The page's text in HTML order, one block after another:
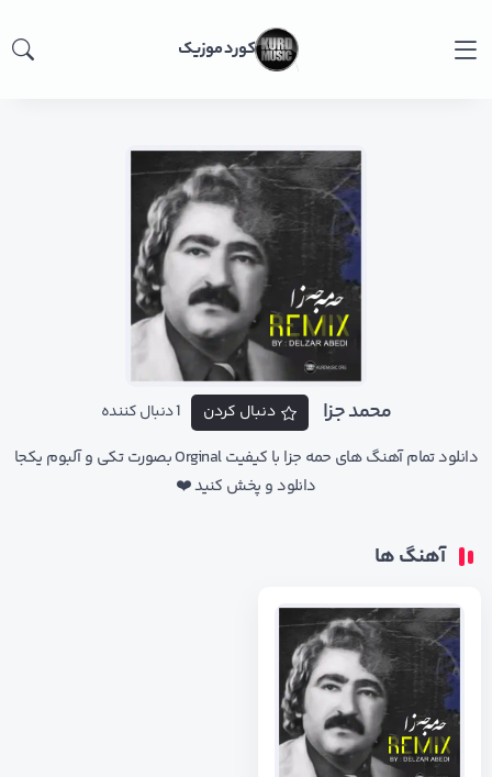
کورد موزیک
محمد جزا دنبال کردن 1 دنبال کننده
دانلود تمام آهنگ های حمه جزا با کیفیت Orginal بصورت تکی و آلبوم یکجا
دانلود و پخش کنید ❤️
آهنگ ها